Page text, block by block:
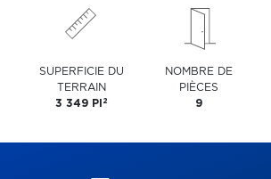
SUPERFICIE DU
TERRAIN
3 349 PI 2
NOMBRE DE
PIÈCES
9